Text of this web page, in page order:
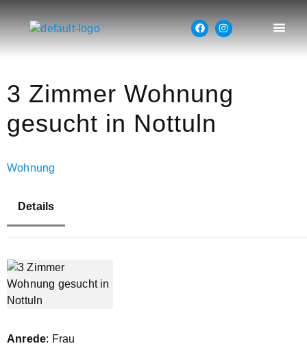
3 Zimmer Wohnung
gesucht in Nottuln
Wohnung
Details
Anrede: Frau